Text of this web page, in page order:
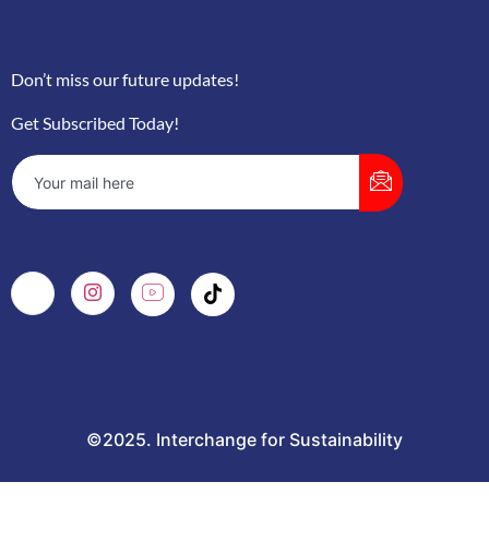
Don’t miss our future updates!
Get Subscribed Today!
©2025. Interchange for Sustainability